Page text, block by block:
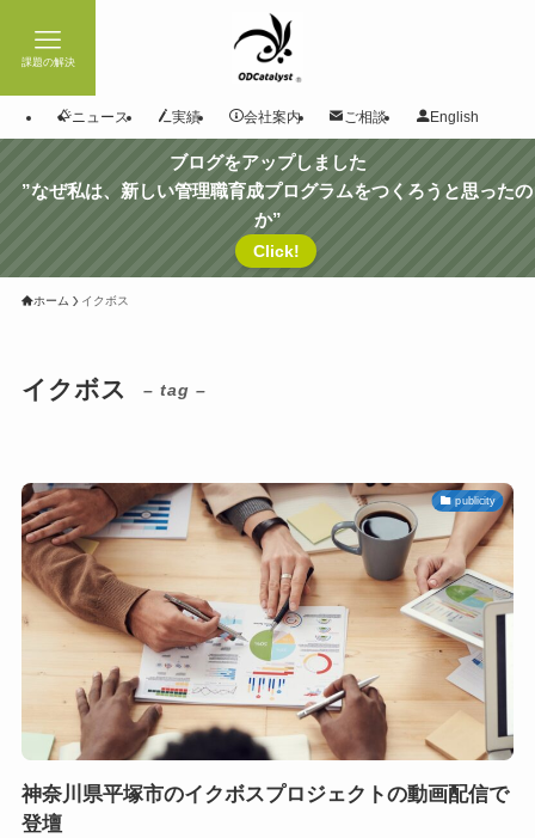
課題の解決
ニュース 実績 会社案内 ご相談 English
ブログをアップしました
”なぜ私は、新しい管理職育成プログラムをつくろうと思ったの
か”
Click!
ホーム イクボス
イクボス – tag –
publicity
神奈川県平塚市のイクボスプロジェクトの動画配信で
登壇